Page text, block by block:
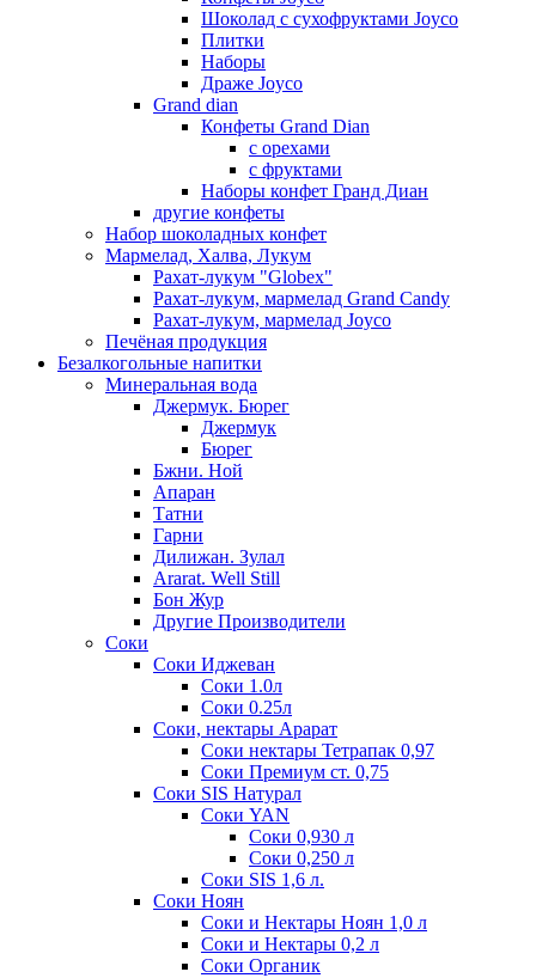
Шоколад с сухофруктами Joyco
Плитки
Наборы
Драже Joyco
Grand dian
Конфеты Grand Dian
с орехами
с фруктами
Наборы конфет Гранд Диан
другие конфеты
Набор шоколадных конфет
Мармелад, Халва, Лукум
Рахат-лукум "Globex"
Рахат-лукум, мармелад Grand Candy
Рахат-лукум, мармелад Joyco
Печёная продукция
Безалкогольные напитки
Минеральная вода
Джермук. Бюрег
Джермук
Бюрег
Бжни. Ной
Апаран
Татни
Гарни
Дилижан. Зулал
Ararat. Well Still
Бон Жур
Другие Производители
Соки
Соки Иджеван
Соки 1.0л
Соки 0.25л
Соки, нектары Арарат
Соки нектары Тетрапак 0,97
Соки Премиум ст. 0,75
Соки SIS Натурал
Соки YAN
Соки 0,930 л
Соки 0,250 л
Соки SIS 1,6 л.
Соки Ноян
Соки и Нектары Ноян 1,0 л
Соки и Нектары 0,2 л
Соки Органик